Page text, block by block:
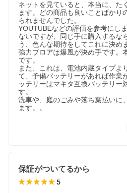
ネットを見ていると、本当に、た
ます。どの商品も良いことばかり
られませんでした。
YOUTUBEなどの評価を参考にし
ないですが、同じ手に購入するな
う、色んな期待をしてこれに決め
強力ブロアは爆風が決め手です。
です。
また、これは、電池内蔵タイプよ
て、予備バッテリーがあれば作業
ッテリーはマキタ互換バッテリー
す。
洗車や、庭のごみや落ち葉払いに
ます。。
保証がついてるから
5